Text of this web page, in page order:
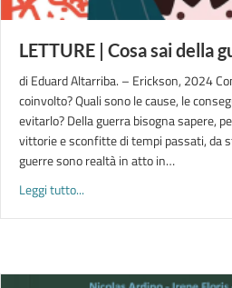
LETTURE | Cosa sai della
di Eduard Altarriba. – Erickson, 2024
coinvolto? Quali sono le cause, le
evitarlo? Della guerra bisogna sapere,
vittorie e sconfitte di tempi passati, da
guerre sono realtà in atto in…
Leggi tutto...